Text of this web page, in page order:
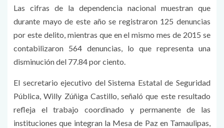
Las cifras de la dependencia nacional muestran que
durante mayo de este año se registraron 125 denuncias
por este delito, mientras que en el mismo mes de 2015 se
contabilizaron 564 denuncias, lo que representa una
disminución del 77.84 por ciento.
El secretario ejecutivo del Sistema Estatal de Seguridad
Pública, Willy Zúñiga Castillo, señaló que este resultado
refleja el trabajo coordinado y permanente de las
instituciones que integran la Mesa de Paz en Tamaulipas,